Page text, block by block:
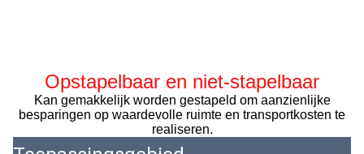
Opstapelbaar en niet-stapelbaar
Kan gemakkelijk worden gestapeld om aanzienlijke
besparingen op waardevolle ruimte en transportkosten te
realiseren.